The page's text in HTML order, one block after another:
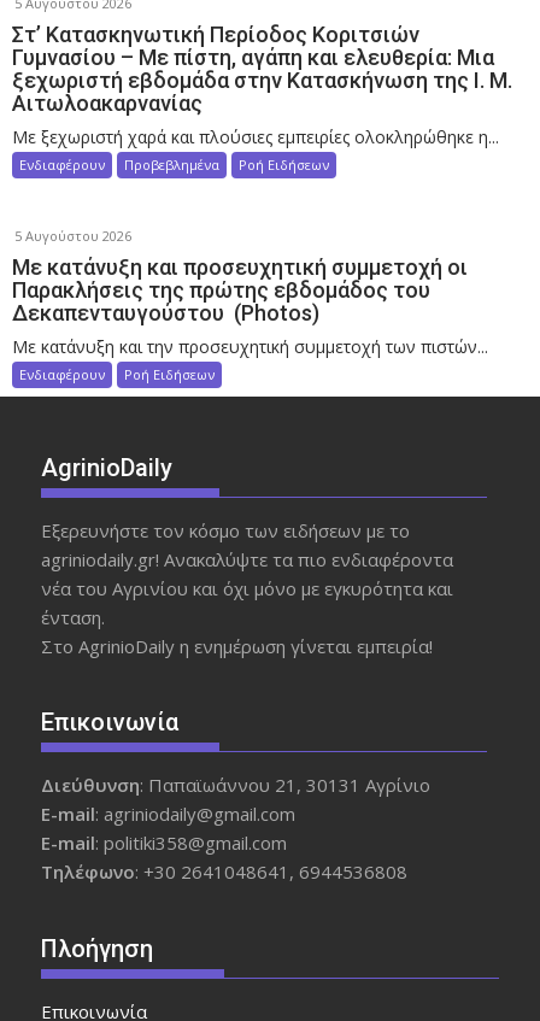
Στ’ Κατασκηνωτική Περίοδος Κοριτσιών
Γυμνασίου – Με πίστη, αγάπη και ελευθερία: Μια
ξεχωριστή εβδομάδα στην Κατασκήνωση της Ι. Μ.
Αιτωλοακαρνανίας
Με ξεχωριστή χαρά και πλούσιες εμπειρίες ολοκληρώθηκε η...
Ενδιαφέρουν Προβεβλημένα Ροή Ειδήσεων
5 Αυγούστου 2026
Με κατάνυξη και προσευχητική συμμετοχή οι
Παρακλήσεις της πρώτης εβδομάδος του
Δεκαπενταυγούστου (Photos)
Με κατάνυξη και την προσευχητική συμμετοχή των πιστών...
Ενδιαφέρουν Ροή Ειδήσεων
AgrinioDaily
Εξερευνήστε τον κόσμο των ειδήσεων με το
agriniodaily.gr! Ανακαλύψτε τα πιο ενδιαφέροντα
νέα του Αγρινίου και όχι μόνο με εγκυρότητα και
ένταση.
Στο AgrinioDaily η ενημέρωση γίνεται εμπειρία!
Επικοινωνία
Διεύθυνση: Παπαϊωάννου 21, 30131 Αγρίνιο
Ε-mail: agriniodaily@gmail.com
Ε-mail: politiki358@gmail.com
Τηλέφωνο: +30 2641048641, 6944536808
Πλοήγηση
Επικοινωνία